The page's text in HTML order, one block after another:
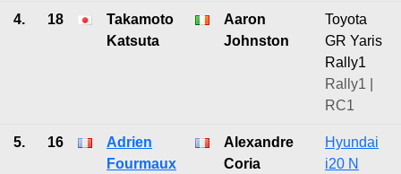
4. 18
Takamoto
Katsuta
Aaron
Johnston
Toyota
GR Yaris
Rally1
Rally1 |
RC1
5. 16
Adrien
Fourmaux
Alexandre
Coria
Hyundai
i20 N